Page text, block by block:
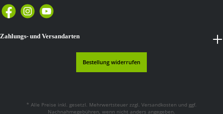
Zahlungs- und Versandarten
Bestellung widerrufen
* Alle Preise inkl. gesetzl. Mehrwertsteuer zzgl. Versandkosten und ggf.
Nachnahmegebühren, wenn nicht anders angegeben.